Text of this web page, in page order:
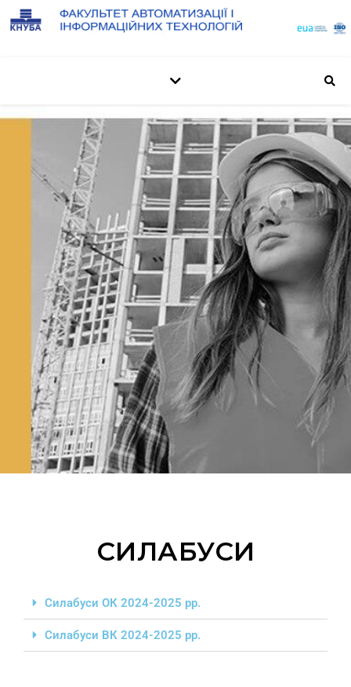
СИЛАБУСИ
Силабуси ОК 2024-2025 рр.
Силабуси ВК 2024-2025 рр.